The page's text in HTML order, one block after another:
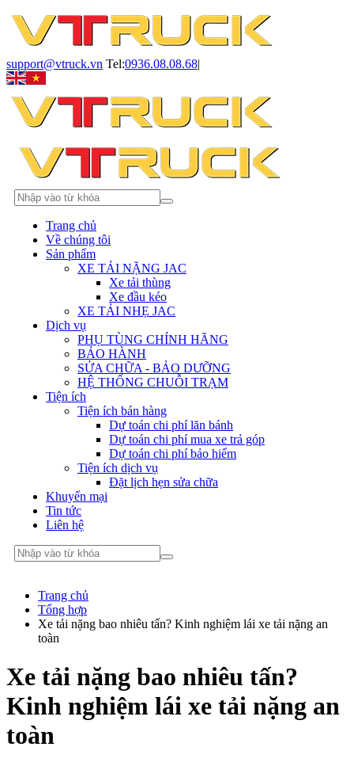
support@vtruck.vn Tel:0936.08.08.68|
Trang chủ
Về chúng tôi
Sản phẩm
XE TẢI NẶNG JAC
Xe tải thùng
Xe đầu kéo
XE TẢI NHẸ JAC
Dịch vụ
PHỤ TÙNG CHÍNH HÃNG
BẢO HÀNH
SỬA CHỮA - BẢO DƯỠNG
HỆ THỐNG CHUỖI TRẠM
Tiện ích
Tiện ích bán hàng
Dự toán chi phí lăn bánh
Dự toán chi phí mua xe trả góp
Dự toán chi phí bảo hiểm
Tiện ích dịch vụ
Đặt lịch hẹn sửa chữa
Khuyến mại
Tin tức
Liên hệ
Trang chủ
Tổng hợp
Xe tải nặng bao nhiêu tấn? Kinh nghiệm lái xe tải nặng an
toàn
Xe tải nặng bao nhiêu tấn?
Kinh nghiệm lái xe tải nặng an
toàn